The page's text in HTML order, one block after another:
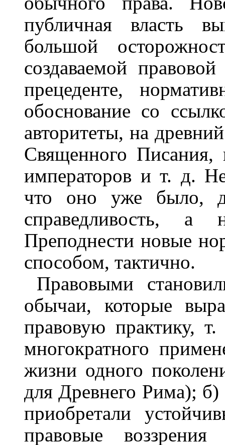
публичная власть
большой
создаваемой
прецеденте,
обоснование со
авторитеты, на
Священного Писания,
императоров и т. д.
что оно уже было,
справедливость, а
Преподнести новые
способом, тактично.
Правовыми
обычаи, которые
правовую практику,
многократного
жизни одного
для Древнего Рима); б)
приобретали
правовые